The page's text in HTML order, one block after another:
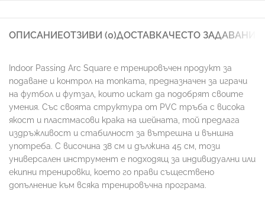
ОПИСАНИЕОТЗИВИ (0)ДОСТАВКАЧЕСТО ЗАДАВАНИ
Indoor Passing Arc Square е тренировъчен продукт за
подаване и контрол на топката, предназначен за играчи
на футбол и футзал, които искат да подобрят своите
умения. Със своята структура от PVC тръба с висока
якост и пластмасови крака на шейната, той предлага
издръжливост и стабилност за вътрешна и външна
употреба. С височина 38 см и дължина 45 см, този
универсален инструмент е подходящ за индивидуални или
екипни тренировки, което го прави съществено
допълнение към всяка тренировъчна програма.